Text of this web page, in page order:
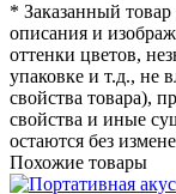
* Заказанный товар
описания и
оттенки цветов,
упаковке и т.д., не
свойства товара),
свойства и иные
остаются без
Похожие товары